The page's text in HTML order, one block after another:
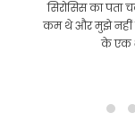
सिरोसिस का पता
कम थे और मुझे नहीं
के एक